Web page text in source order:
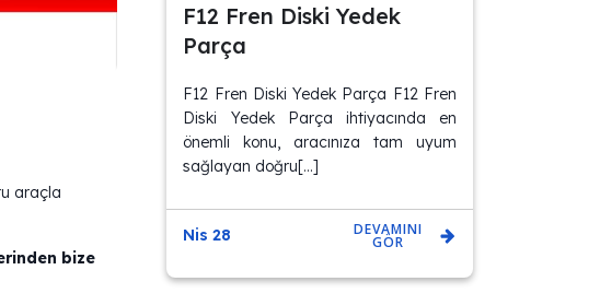
araçla
bize
F12 Fren Diski Yedek
Parça
F12 Fren Diski Yedek Parça F12 Fren
Diski Yedek Parça ihtiyacında en
önemli konu, aracınıza tam uyum
sağlayan doğru[…]
Nis 28 DEVAMINI
GÖR